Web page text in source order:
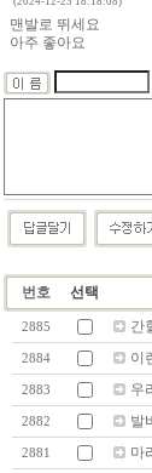
맨발로 뛰세요
아주 좋아요
번호 선택
2885 간
2884 이
2883 우
2882 발
2881 마